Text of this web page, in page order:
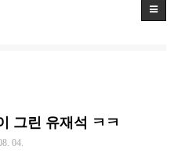
그린 유재석 ㅋㅋ
04.